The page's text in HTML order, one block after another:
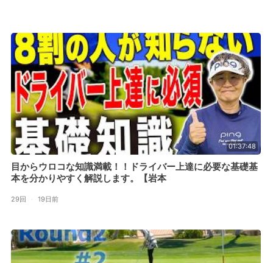
01:37:48
目からウロコな知識満載！！ドライバー上達に必要な基礎基
本を分かりやすく解説します。【岩本
29回 · 19日前